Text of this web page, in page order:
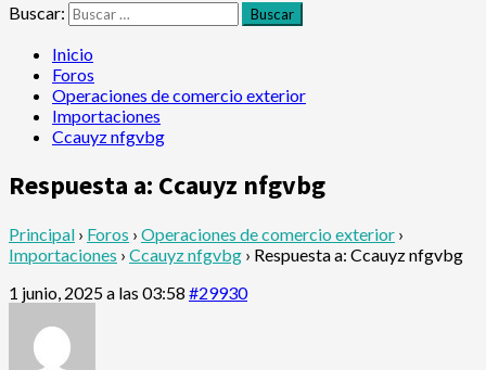
Buscar:
Inicio
Foros
Operaciones de comercio exterior
Importaciones
Ccauyz nfgvbg
Respuesta a: Ccauyz nfgvbg
Principal › Foros › Operaciones de comercio exterior ›
Importaciones › Ccauyz nfgvbg › Respuesta a: Ccauyz nfgvbg
1 junio, 2025 a las 03:58 #29930